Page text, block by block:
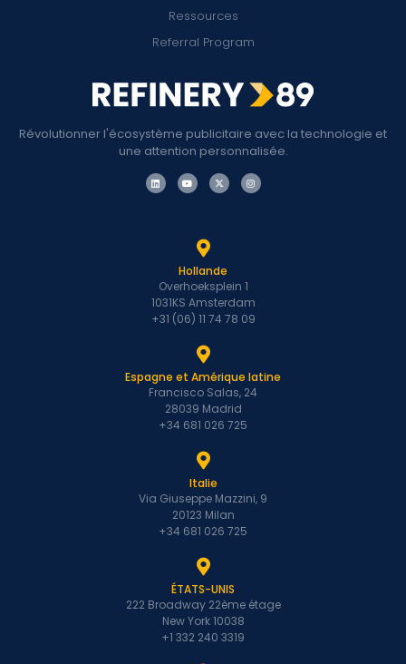
Révolutionner l'écosystème publicitaire avec la technologie et
une attention personnalisée.
Ressources
Referral Program
Hollande
Overhoeksplein 1
1031KS Amsterdam
+31 (06) 11 74 78 09
Espagne et Amérique latine
Francisco Salas, 24
28039 Madrid
+34 681 026 725
Italie
Via Giuseppe Mazzini, 9
20123 Milan
+34 681 026 725
ÉTATS-UNIS
222 Broadway 22ème étage
New York 10038
+1 332 240 3319